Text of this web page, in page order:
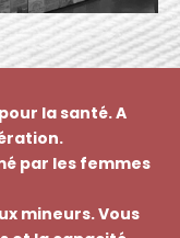
la santé. A
par les femmes
mineurs. Vous